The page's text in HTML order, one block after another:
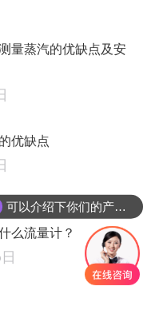
量蒸汽的优缺点及安
优缺点
么流量计？
可以介绍下你们的产品么